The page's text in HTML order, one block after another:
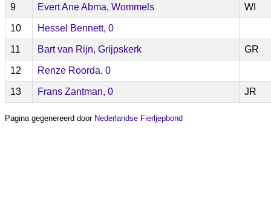
9 Evert Ane Abma, Wommels WI
10 Hessel Bennett, 0
11 Bart van Rijn, Grijpskerk GR
12 Renze Roorda, 0
13 Frans Zantman, 0 JR
Pagina gegenereerd door Nederlandse Fierljepbond